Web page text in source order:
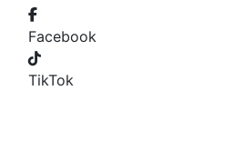
Facebook
TikTok